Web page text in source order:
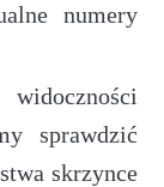
numery
sprawdzić
skrzynce